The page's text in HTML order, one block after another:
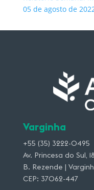
05 de agosto de
Varginha
+55 (35) 3222-0495
Av. Princesa do Sul,
B. Rezende |
CEP: 37062-447